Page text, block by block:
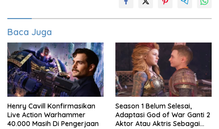
Baca Juga
Henry Cavill Konfirmasikan
Live Action Warhammer
40.000 Masih Di Pengerjaan
Season 1 Belum Selesai,
Adaptasi God of War Ganti 2
Aktor Atau Aktris Sebagai